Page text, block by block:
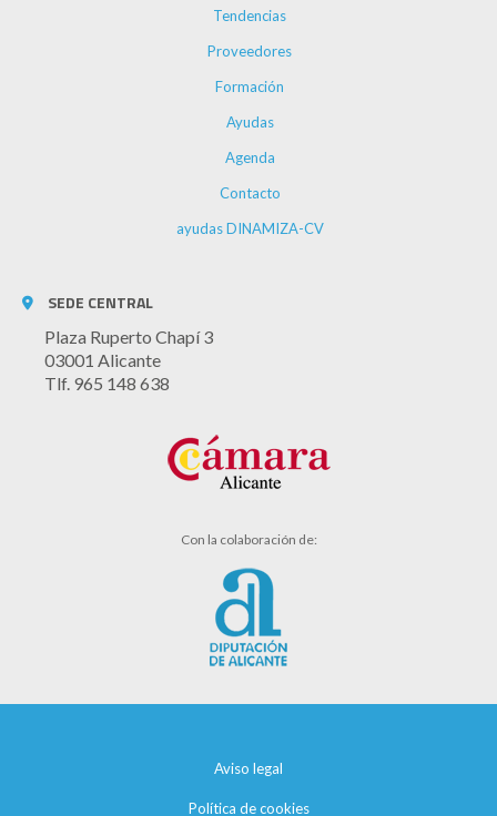
Tendencias
Proveedores
Formación
Ayudas
Agenda
Contacto
ayudas DINAMIZA-CV
SEDE CENTRAL
Plaza Ruperto Chapí 3
03001 Alicante
Tlf. 965 148 638
Con la colaboración de:
Aviso legal
Política de cookies